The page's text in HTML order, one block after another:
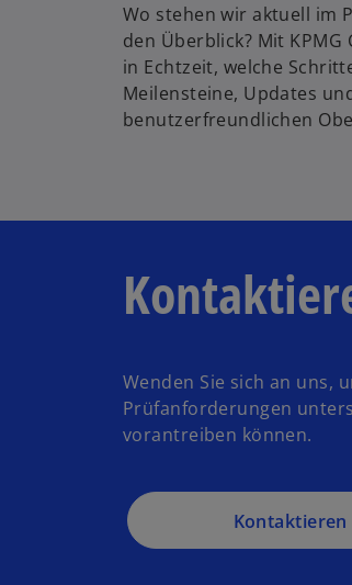
Wo stehen wir aktuell im
den Überblick? Mit
in Echtzeit, welche
Meilensteine, Updates
benutzerfreundlichen
Wenden Sie sich an uns,
Prüfanforderungen
vorantreiben können.
Kontaktieren